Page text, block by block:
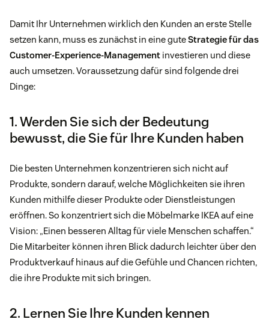
Damit Ihr Unternehmen wirklich den Kunden an erste Stelle
setzen kann, muss es zunächst in eine guteStrategie für das
Customer-Experience-Management investieren und diese
auch umsetzen. Voraussetzung dafür sind folgende drei
Dinge:
1. Werden Sie sich der Bedeutung
bewusst, die Sie für Ihre Kunden haben
Die besten Unternehmen konzentrieren sich nicht auf
Produkte, sondern darauf, welche Möglichkeiten sie ihren
Kunden mithilfe dieser Produkte oder Dienstleistungen
eröffnen. So konzentriert sich die Möbelmarke IKEA auf eine
Vision: „Einen besseren Alltag für viele Menschen schaffen.“
Die Mitarbeiter können ihren Blick dadurch leichter über den
Produktverkauf hinaus auf die Gefühle und Chancen richten,
die ihre Produkte mit sich bringen.
2. Lernen Sie Ihre Kunden kennen